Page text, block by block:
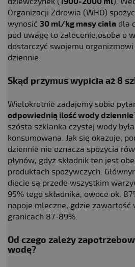
Organizacji Zdrowia (WHO)
wynosić 30 ml/kg masy ciała dla
pod uwagę to zalecenie,osoba o
dostarczyć swojemu
dziennie.
Skąd przymus wypicia aż 8
Wielokrotnie zadajemy sobie
odpowiednią ilość wody dziennie
szósta szklanka czystej wody
konsumowana. Jak się okazuje,
dziennie nie oznacza spożycia
płynów, gdyż składnik ten jest
produktach spożywczych.
diecie są przede wszystkim
95% tego składnika, owoce ok.
napoje mleczne, gdzie zawartość
granicach 87-89%.
Od czego zależy
wodę?